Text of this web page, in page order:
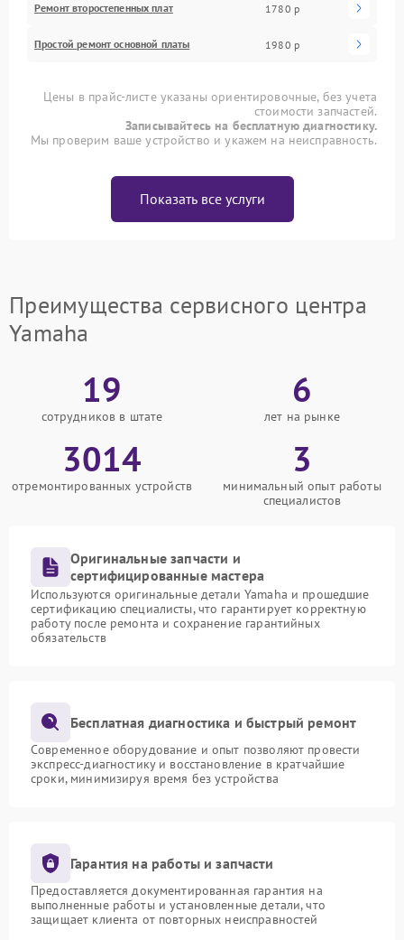
Ремонт второстепенных плат 1780 р
Простой ремонт основной платы 1980 р
Цены в прайс-листе указаны ориентировочные, без учета
стоимости запчастей.
Записывайтесь на бесплатную диагностику.
Мы проверим ваше устройство и укажем на неисправность.
Показать все услуги
Преимущества сервисного центра
Yamaha
19
сотрудников в штате
6
лет на рынке
3014
отремонтированных устройств
3
минимальный опыт работы
специалистов
Оригинальные запчасти и
сертифицированные мастера
Используются оригинальные детали Yamaha и прошедшие
сертификацию специалисты, что гарантирует корректную
работу после ремонта и сохранение гарантийных
обязательств
Бесплатная диагностика и быстрый ремонт
Современное оборудование и опыт позволяют провести
экспресс-диагностику и восстановление в кратчайшие
сроки, минимизируя время без устройства
Гарантия на работы и запчасти
Предоставляется документированная гарантия на
выполненные работы и установленные детали, что
защищает клиента от повторных неисправностей